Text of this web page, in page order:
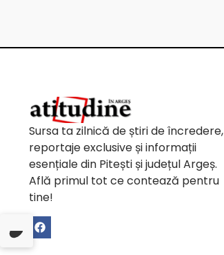
Sursa ta zilnică de știri de încredere,
reportaje exclusive și informații
esențiale din Pitești și județul Argeș.
Află primul tot ce contează pentru
tine!